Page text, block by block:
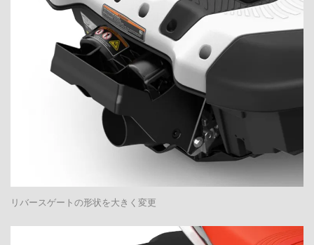
リバースゲートの形状を大きく変更